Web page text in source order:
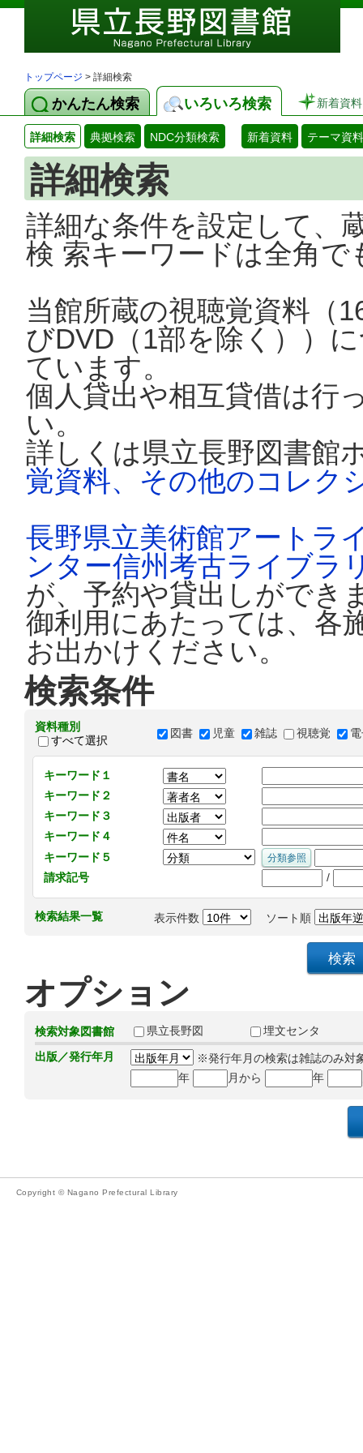
トップページ > 詳細検索
かんたん検索 いろいろ検索 新着資料
詳細検索 典拠検索 NDC分類検索 新着資料 テーマ資料
詳細検索
詳細な条件を設定して、
検 索キーワードは全角
当館所蔵の視聴覚資料（
びDVD（1部を除く））
ています。
個人貸出や相互貸借は行
い。
詳しくは県立長野図書館
覚資料、その他のコレク
長野県立美術館アートラ
ンター信州考古ライブラ
が、予約や貸出しができ
御利用にあたっては、各
お出かけください。
検索条件
資料種別
すべて選択
図書 児童 雑誌 視聴覚
キーワード１
キーワード２
キーワード３
キーワード４
キーワード５
請求記号
/
検索結果一覧 表示件数 ソート順
オプション
検索対象図書館 県立長野図
埋文センタ
出版／発行年月
※発行年月の検索は雑誌のみ対
年
月から 年
Copyright © Nagano Prefectural Library